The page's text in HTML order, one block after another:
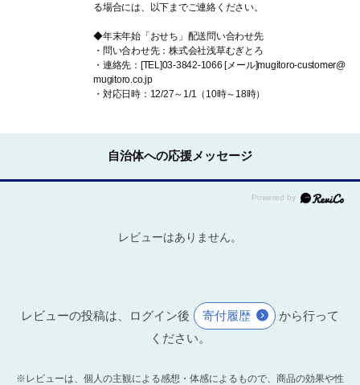
る場合には、以下までご連絡ください。
◆年末年始「おせち」配送問い合わせ先
・問い合わせ先：株式会社浅草むぎとろ
・連絡先：[TEL]03-3842-1066 [メール]mugitoro-customer@
mugitoro.co.jp
・対応日時：12/27～1/1（10時～18時）
自治体への応援メッセージ
レビューはありません。
レビューの投稿は、ログイン後 寄付履歴
から行って
ください。
※レビューは、個人の主観による感想・体感によるもので、商品の効果や性